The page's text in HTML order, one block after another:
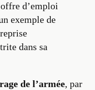
d’emploi
exemple de
dans sa
de l’armée, par